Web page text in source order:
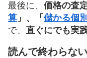
最後に、 価格の査
算 」、「 儲かる個
で、 直ぐにでも実
読んで終わらない